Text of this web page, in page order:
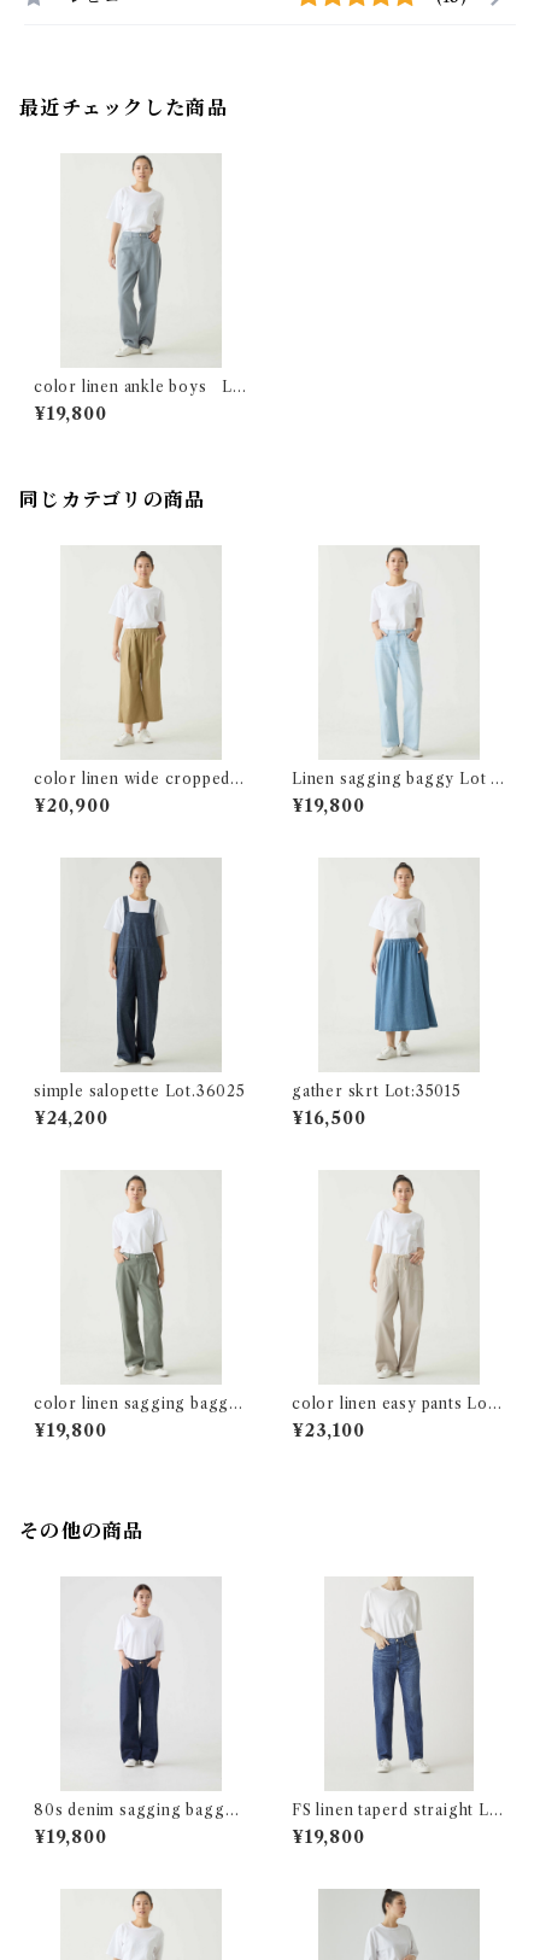
最近チェックした商品
color linen ankle boys Lo
t:36244
¥19,800
同じカテゴリの商品
color linen wide cropped L
ot:36230
¥20,900
Linen sagging baggy Lot :
34239
¥19,800
simple salopette Lot.36025
¥24,200
gather skrt Lot:35015
¥16,500
color linen sagging baggy
Lot:34239
¥19,800
color linen easy pants Lot:
34218
¥23,100
その他の商品
80s denim sagging baggy
Lot:34039
¥19,800
FS linen taperd straight Lo:
24212
¥19,800